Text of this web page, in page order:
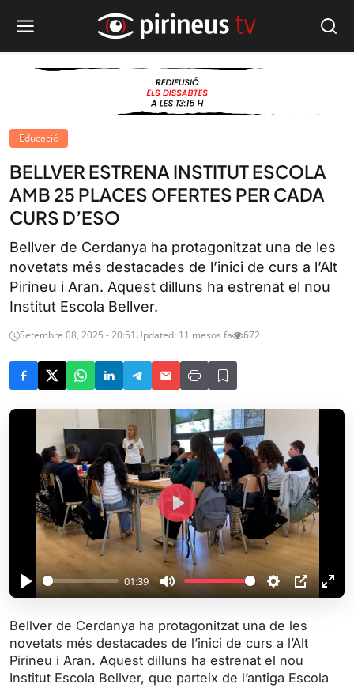
Educació
BELLVER ESTRENA INSTITUT ESCOLA
AMB 25 PLACES OFERTES PER CADA
CURS D’ESO
Bellver de Cerdanya ha protagonitzat una de les
novetats més destacades de l’inici de curs a l’Alt
Pirineu i Aran. Aquest dilluns ha estrenat el nou
Institut Escola Bellver.
Setembre 08, 2025 - 20:51Updated: 11 mesos fa 672
P
l
a
y
01:39
M
e
S
e
t
i
P
P
E
P
l
a
y
Bellver de Cerdanya ha protagonitzat una de les
novetats més destacades de l’inici de curs a l’Alt
Pirineu i Aran. Aquest dilluns ha estrenat el nou
Institut Escola Bellver, que parteix de l’antiga Escola